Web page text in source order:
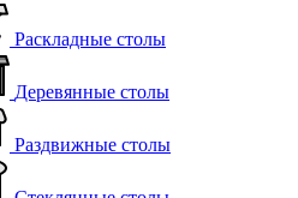
Раскладные столы
Деревянные столы
Раздвижные столы